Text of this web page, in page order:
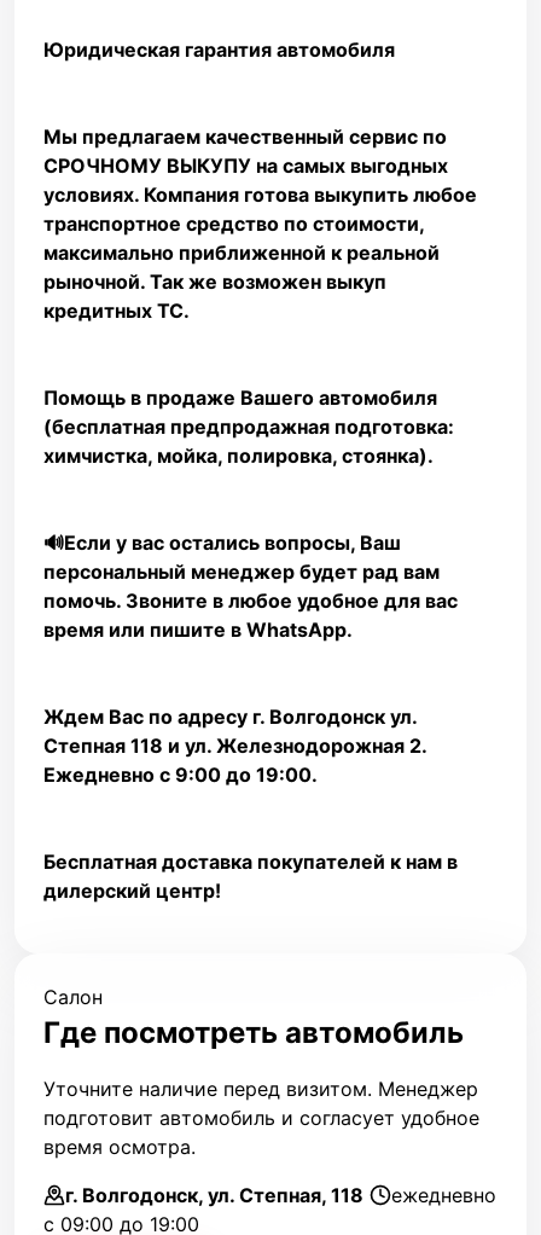
Юридическая гарантия автомобиля
Мы предлагаем качественный сервис по
СРОЧНОМУ ВЫКУПУ на самых выгодных
условиях. Компания готова выкупить любое
транспортное средство по стоимости,
максимально приближенной к реальной
рыночной. Так же возможен выкуп
кредитных ТС.
Помощь в продаже Вашего автомобиля
(бесплатная предпродажная подготовка:
химчистка, мойка, полировка, стоянка).
🔊Если у вас остались вопросы, Ваш
персональный менеджер будет рад вам
помочь. Звоните в любое удобное для вас
время или пишите в WhаtsАрр.
Ждем Вас по адресу г. Волгодонск ул.
Степная 118 и ул. Железнодорожная 2.
Ежедневно с 9:00 до 19:00.
Бесплатная доставка покупателей к нам в
дилерский центр!
Салон
Где посмотреть автомобиль
Уточните наличие перед визитом. Менеджер
подготовит автомобиль и согласует удобное
время осмотра.
г. Волгодонск, ул. Степная, 118
ежедневно
с 09:00 до 19:00